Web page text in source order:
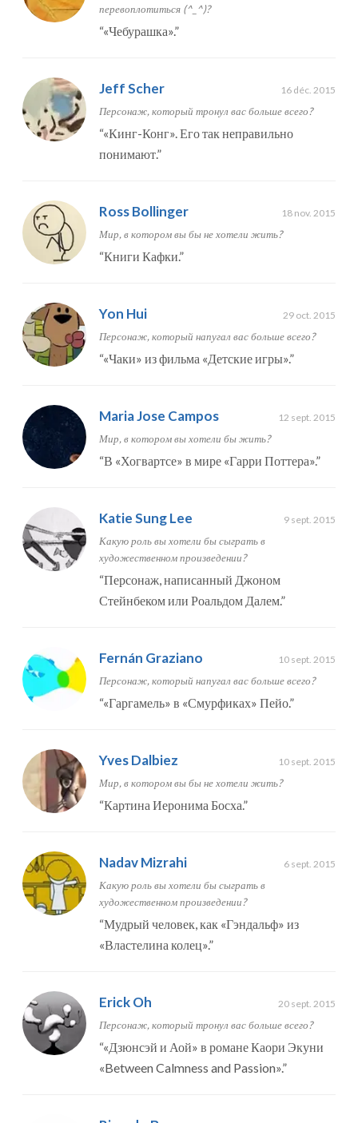
перевоплотиться (^_^)?
“«Чебурашка».”
Jeff Scher 16 déc. 2015
Персонаж, который тронул вас больше всего?
“«Кинг-Конг». Его так неправильно
понимают.”
Ross Bollinger 18 nov. 2015
Мир, в котором вы бы не хотели жить?
“Книги Кафки.”
Yon Hui 29 oct. 2015
Персонаж, который напугал вас больше всего?
“«Чаки» из фильма «Детские игры».”
Maria Jose Campos 12 sept. 2015
Мир, в котором вы хотели бы жить?
“В «Хогвартсе» в мире «Гарри Поттера».”
Katie Sung Lee 9 sept. 2015
Какую роль вы хотели бы сыграть в
художественном произведении?
“Персонаж, написанный Джоном
Стейнбеком или Роальдом Далем.”
Fernán Graziano 10 sept. 2015
Персонаж, который напугал вас больше всего?
“«Гаргамель» в «Смурфиках» Пейо.”
Yves Dalbiez 10 sept. 2015
Мир, в котором вы бы не хотели жить?
“Картина Иеронима Босха.”
Nadav Mizrahi 6 sept. 2015
Какую роль вы хотели бы сыграть в
художественном произведении?
“Мудрый человек, как «Гэндальф» из
«Властелина колец».”
Erick Oh 20 sept. 2015
Персонаж, который тронул вас больше всего?
“«Дзюнсэй и Аой» в романе Каори Экуни
«Between Calmness and Passion».”